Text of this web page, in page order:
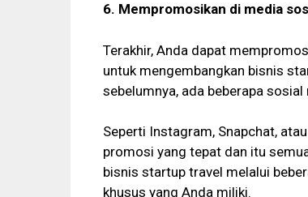
6. Mempromosikan di media
Terakhir, Anda dapat
untuk mengembangkan bisnis
sebelumnya, ada beberapa
Seperti Instagram, Snapchat,
promosi yang tepat dan itu
bisnis startup travel melalui
khusus yang Anda miliki.